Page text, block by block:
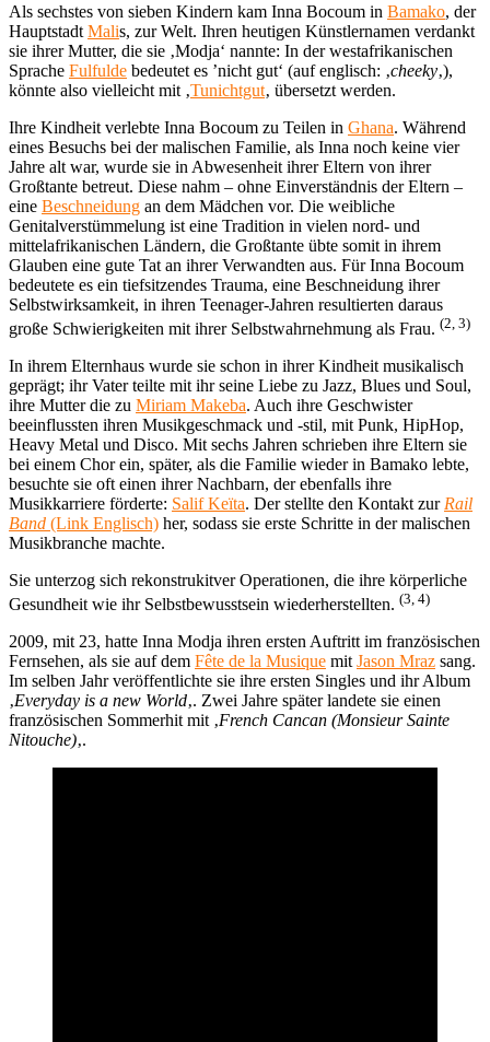
Als sechstes von sieben Kindern kam Inna Bocoum in Bamako, der
Hauptstadt Malis, zur Welt. Ihren heutigen Künstlernamen verdankt
sie ihrer Mutter, die sie ‚Modja‘ nannte: In der westafrikanischen
Sprache Fulfulde bedeutet es ’nicht gut‘ (auf englisch: ‚cheeky‚),
könnte also vielleicht mit ‚Tunichtgut‚ übersetzt werden.
Ihre Kindheit verlebte Inna Bocoum zu Teilen in Ghana. Während
eines Besuchs bei der malischen Familie, als Inna noch keine vier
Jahre alt war, wurde sie in Abwesenheit ihrer Eltern von ihrer
Großtante betreut. Diese nahm – ohne Einverständnis der Eltern –
eine Beschneidung an dem Mädchen vor. Die weibliche
Genitalverstümmelung ist eine Tradition in vielen nord- und
mittelafrikanischen Ländern, die Großtante übte somit in ihrem
Glauben eine gute Tat an ihrer Verwandten aus. Für Inna Bocoum
bedeutete es ein tiefsitzendes Trauma, eine Beschneidung ihrer
Selbstwirksamkeit, in ihren Teenager-Jahren resultierten daraus
große Schwierigkeiten mit ihrer Selbstwahrnehmung als Frau. (2, 3)
In ihrem Elternhaus wurde sie schon in ihrer Kindheit musikalisch
geprägt; ihr Vater teilte mit ihr seine Liebe zu Jazz, Blues und Soul,
ihre Mutter die zu Miriam Makeba. Auch ihre Geschwister
beeinflussten ihren Musikgeschmack und -stil, mit Punk, HipHop,
Heavy Metal und Disco. Mit sechs Jahren schrieben ihre Eltern sie
bei einem Chor ein, später, als die Familie wieder in Bamako lebte,
besuchte sie oft einen ihrer Nachbarn, der ebenfalls ihre
Musikkarriere förderte: Salif Keïta. Der stellte den Kontakt zur Rail
Band (Link Englisch) her, sodass sie erste Schritte in der malischen
Musikbranche machte.
Sie unterzog sich rekonstrukitver Operationen, die ihre körperliche
Gesundheit wie ihr Selbstbewusstsein wiederherstellten. (3, 4)
2009, mit 23, hatte Inna Modja ihren ersten Auftritt im französischen
Fernsehen, als sie auf dem Fête de la Musique mit Jason Mraz sang.
Im selben Jahr veröffentlichte sie ihre ersten Singles und ihr Album
‚Everyday is a new World‚. Zwei Jahre später landete sie einen
französischen Sommerhit mit ‚French Cancan (Monsieur Sainte
Nitouche)‚.